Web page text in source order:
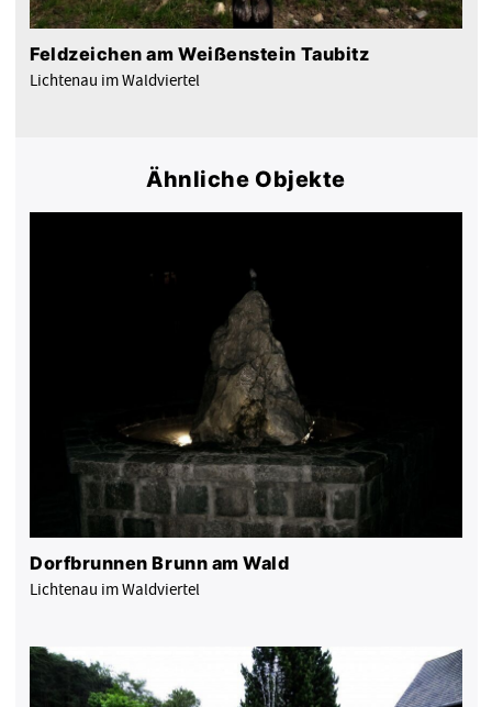
Feldzeichen am Weißenstein Taubitz
Lichtenau im Waldviertel
Ähnliche Objekte
Dorfbrunnen Brunn am Wald
Lichtenau im Waldviertel